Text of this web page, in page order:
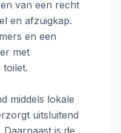
van een recht
en afzuigkap.
en een
met
middels lokale
uitsluitend
is de